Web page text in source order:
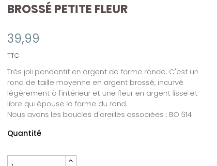
BROSSÉ PETITE FLEUR
39,99
TTC
Très joli pendentif en argent de forme ronde. C'est un
rond de taille moyenne en argent brossé, incurvé
légèrement à l'intérieur et une fleur en argent lisse et
libre qui épouse la forme du rond.
Nous avons les boucles d'oreilles associées : BO 614
Quantité